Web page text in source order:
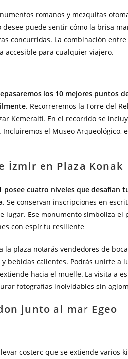
romanos y mezquitas
puede sentir cómo la brisa
concurridas. La combinación
accesible para cualquier viajero.
los 10 mejores puntos
. Recorreremos la Torre del
Kemeralti. En el recorrido se
el Museo Arqueológico,
İzmir en Plaza Konak
posee cuatro niveles que desafían
. Se conservan inscripciones en
lugar. Ese monumento simboliza
con espíritu resiliente.
la plaza notarás vendedores de
bebidas calientes. Podrás unirte a
hacia el muelle. La visita a
fotografías inolvidables sin
junto al mar Egeo
costero que se extiende varios